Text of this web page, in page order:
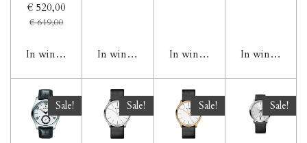
€ 520,00
€ 649,00
In winkelwagenIn winkelwagen In winkelwagen In
Sale! Sale! Sale! Sale!